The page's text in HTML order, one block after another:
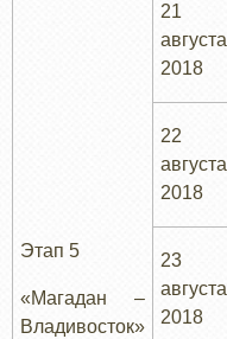
Этап 5
«Магадан –
Владивосток»
21
августа
2018
22
августа
2018
23
августа
2018